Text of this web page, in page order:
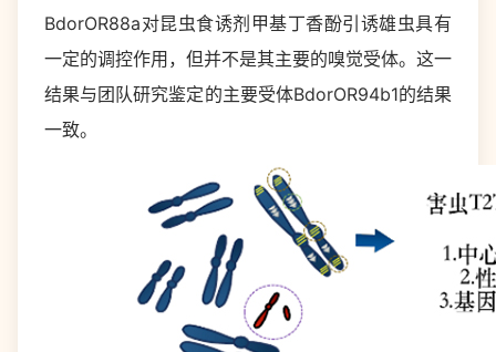
BdorOR88a对昆虫食诱剂甲基丁香酚引诱雄虫具有
一定的调控作用，但并不是其主要的嗅觉受体。这一
结果与团队研究鉴定的主要受体BdorOR94b1的结果
一致。